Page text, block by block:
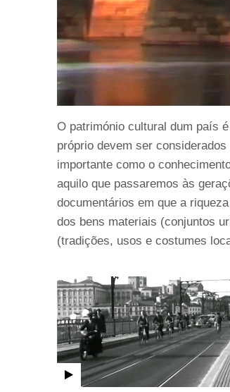
O património cultural dum país
próprio devem ser
importante como o
aquilo que passaremos às
documentários em que a
dos bens materiais (conjuntos
(tradições, usos e costumes